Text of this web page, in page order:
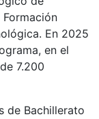
En 2025
en el
7.200
de Bachillerato